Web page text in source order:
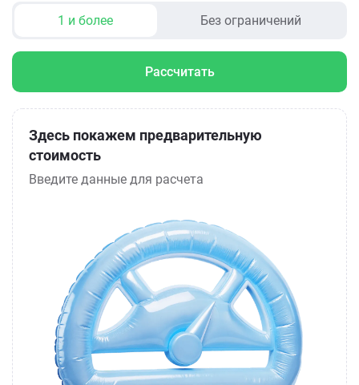
1 и более Без ограничений
Рассчитать
Здесь покажем предварительную
стоимость
Введите данные для расчета